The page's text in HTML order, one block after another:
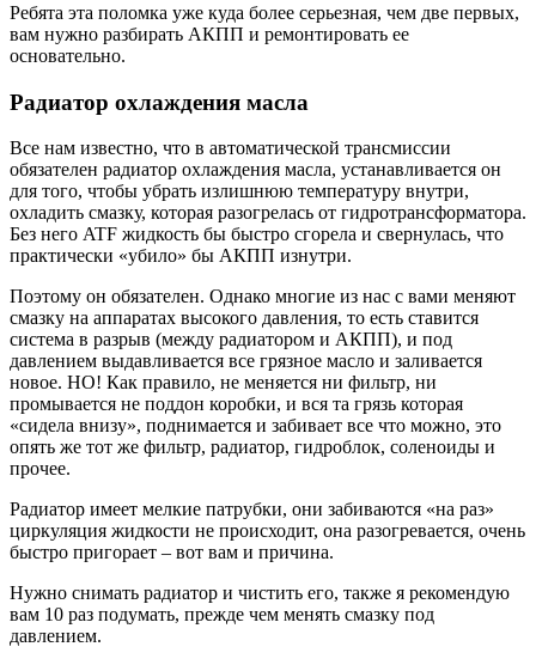
Ребята эта поломка уже куда более серьезная, чем две первых,
вам нужно разбирать АКПП и ремонтировать ее
основательно.
Радиатор охлаждения масла
Все нам известно, что в автоматической трансмиссии
обязателен радиатор охлаждения масла, устанавливается он
для того, чтобы убрать излишнюю температуру внутри,
охладить смазку, которая разогрелась от гидротрансформатора.
Без него ATF жидкость бы быстро сгорела и свернулась, что
практически «убило» бы АКПП изнутри.
Поэтому он обязателен. Однако многие из нас с вами меняют
смазку на аппаратах высокого давления, то есть ставится
система в разрыв (между радиатором и АКПП), и под
давлением выдавливается все грязное масло и заливается
новое. НО! Как правило, не меняется ни фильтр, ни
промывается не поддон коробки, и вся та грязь которая
«сидела внизу», поднимается и забивает все что можно, это
опять же тот же фильтр, радиатор, гидроблок, соленоиды и
прочее.
Радиатор имеет мелкие патрубки, они забиваются «на раз»
циркуляция жидкости не происходит, она разогревается, очень
быстро пригорает – вот вам и причина.
Нужно снимать радиатор и чистить его, также я рекомендую
вам 10 раз подумать, прежде чем менять смазку под
давлением.